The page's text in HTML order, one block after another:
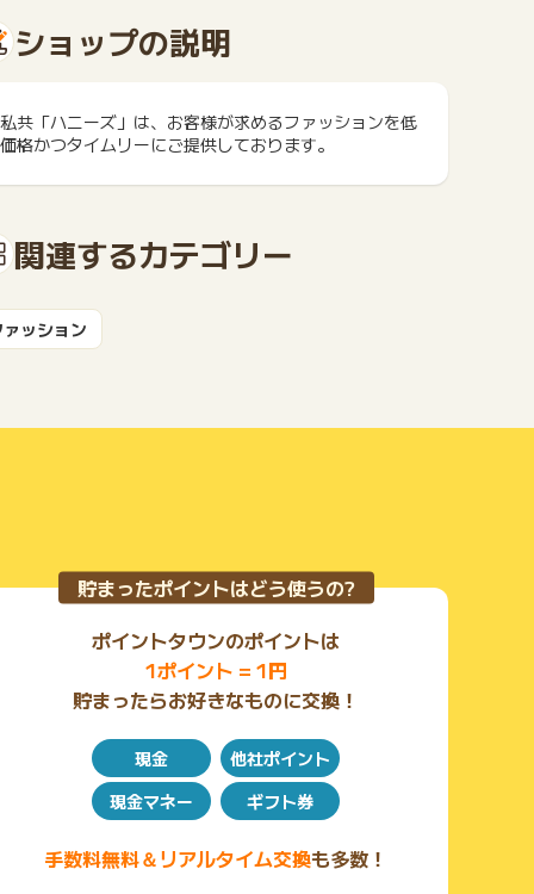
ショップの説明
私共「ハニーズ」は、お客様が求めるファッションを低
価格かつタイムリーにご提供しております。
関連するカテゴリー
ッション
貯まったポイントはどう使うの?
ポイントタウンのポイントは
1ポイント = 1円
貯まったらお好きなものに交換！
現金
他社ポイント
現金マネー
ギフト券
手数料無料＆リアルタイム交換も多数！